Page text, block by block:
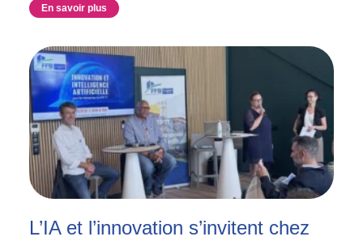
En savoir plus
L’IA et l’innovation s’invitent chez